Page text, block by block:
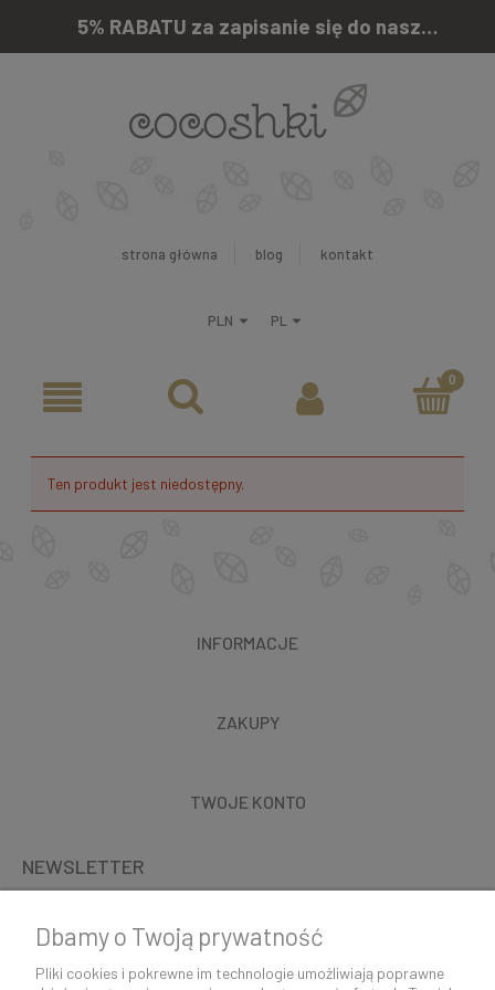
5% RABATU za zapisanie się do naszego newslettera
strona główna blog kontakt
Ten produkt jest niedostępny.
INFORMACJE
ZAKUPY
TWOJE KONTO
NEWSLETTER
Dbamy o Twoją prywatność
Pliki cookies i pokrewne im technologie umożliwiają poprawne